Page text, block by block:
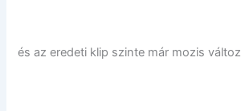
és az eredeti klip szinte már mozis